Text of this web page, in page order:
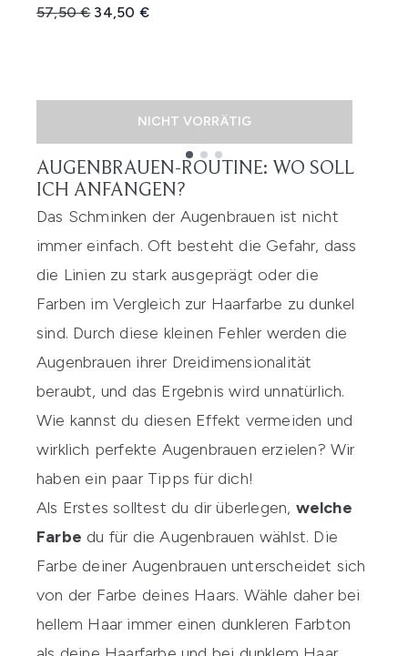
Unverbindliche Preisempfehlung:
57,50 € Aktueller Preis:
34,50 €
NICHT VORRÄTIG
Showing slide 1
AUGENBRAUEN-ROUTINE: WO SOLL
ICH ANFANGEN?
Das Schminken der Augenbrauen ist nicht
immer einfach. Oft besteht die Gefahr, dass
die Linien zu stark ausgeprägt oder die
Farben im Vergleich zur Haarfarbe zu dunkel
sind. Durch diese kleinen Fehler werden die
Augenbrauen ihrer Dreidimensionalität
beraubt, und das Ergebnis wird unnatürlich.
Wie kannst du diesen Effekt vermeiden und
wirklich perfekte Augenbrauen erzielen? Wir
haben ein paar Tipps für dich!
Als Erstes solltest du dir überlegen, welche
Farbe du für die Augenbrauen wählst. Die
Farbe deiner Augenbrauen unterscheidet sich
von der Farbe deines Haars. Wähle daher bei
hellem Haar immer einen dunkleren Farbton